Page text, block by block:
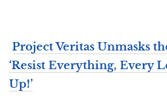
Project Veritas Unmasks
‘Resist Everything, Every
Up!’